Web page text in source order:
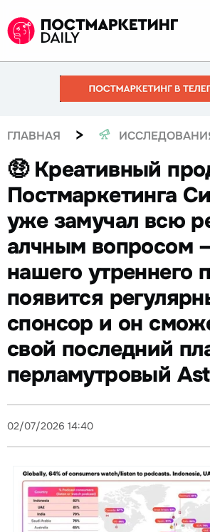
ГЛАВНАЯ >
🤑 Креативный
Постмаркетинга
уже замучал всю
алчным вопросом
нашего утреннего
появится
спонсор и он
свой последний
перламутровый
02/07/2026 14:40